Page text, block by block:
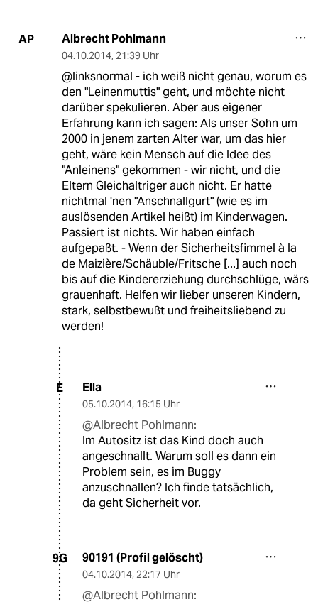
AP Albrecht Pohlmann
04.10.2014, 21:39 Uhr
@linksnormal - ich weiß nicht genau, worum es
den "Leinenmuttis" geht, und möchte nicht
darüber spekulieren. Aber aus eigener
Erfahrung kann ich sagen: Als unser Sohn um
2000 in jenem zarten Alter war, um das hier
geht, wäre kein Mensch auf die Idee des
"Anleinens" gekommen - wir nicht, und die
Eltern Gleichaltriger auch nicht. Er hatte
nichtmal 'nen "Anschnallgurt" (wie es im
auslösenden Artikel heißt) im Kinderwagen.
Passiert ist nichts. Wir haben einfach
aufgepaßt. - Wenn der Sicherheitsfimmel à la
de Maizière/Schäuble/Fritsche [...] auch noch
bis auf die Kindererziehung durchschlüge, wärs
grauenhaft. Helfen wir lieber unseren Kindern,
stark, selbstbewußt und freiheitsliebend zu
werden!
E Ella
05.10.2014, 16:15 Uhr
@Albrecht Pohlmann:
Im Autositz ist das Kind doch auch
angeschnallt. Warum soll es dann ein
Problem sein, es im Buggy
anzuschnallen? Ich finde tatsächlich,
da geht Sicherheit vor.
9G 90191 (Profil gelöscht)
04.10.2014, 22:17 Uhr
@Albrecht Pohlmann: